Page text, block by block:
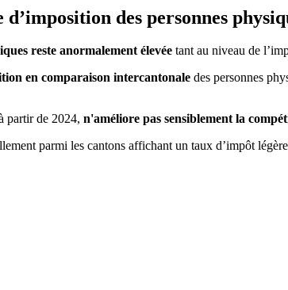
des personnes
reste anormalement élevée tant au niveau de
en comparaison intercantonale des personnes
partir de 2024, n'améliore pas sensiblement la
parmi les cantons affichant un taux d’impôt